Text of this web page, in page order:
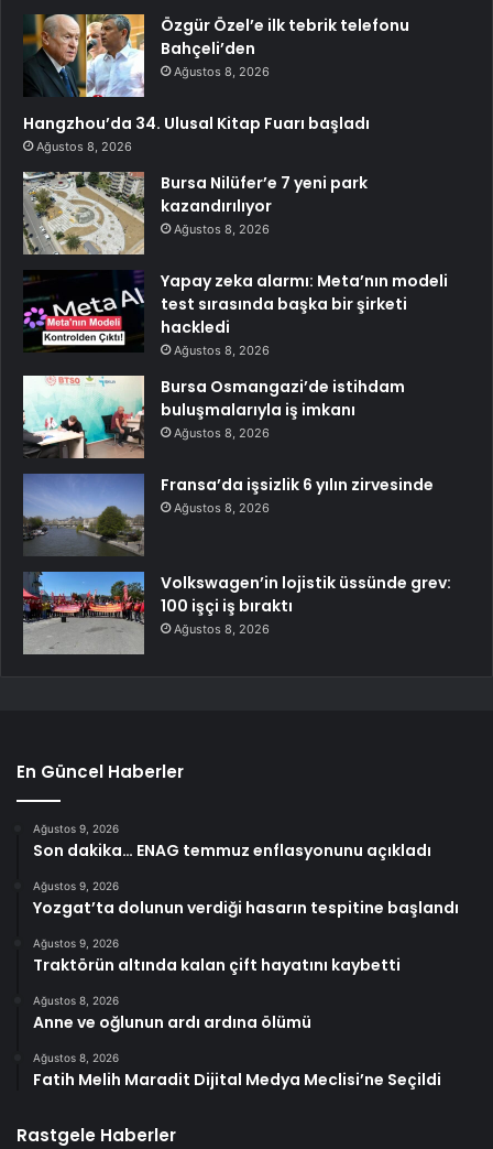
Özgür Özel’e ilk tebrik telefonu
Bahçeli’den
Ağustos 8, 2026
Hangzhou’da 34. Ulusal Kitap Fuarı başladı
Ağustos 8, 2026
Bursa Nilüfer’e 7 yeni park
kazandırılıyor
Ağustos 8, 2026
Yapay zeka alarmı: Meta’nın modeli
test sırasında başka bir şirketi
hackledi
Ağustos 8, 2026
Bursa Osmangazi’de istihdam
buluşmalarıyla iş imkanı
Ağustos 8, 2026
Fransa’da işsizlik 6 yılın zirvesinde
Ağustos 8, 2026
Volkswagen’in lojistik üssünde grev:
100 işçi iş bıraktı
Ağustos 8, 2026
En Güncel Haberler
Ağustos 9, 2026
Son dakika… ENAG temmuz enflasyonunu açıkladı
Ağustos 9, 2026
Yozgat’ta dolunun verdiği hasarın tespitine başlandı
Ağustos 9, 2026
Traktörün altında kalan çift hayatını kaybetti
Ağustos 8, 2026
Anne ve oğlunun ardı ardına ölümü
Ağustos 8, 2026
Fatih Melih Maradit Dijital Medya Meclisi’ne Seçildi
Rastgele Haberler